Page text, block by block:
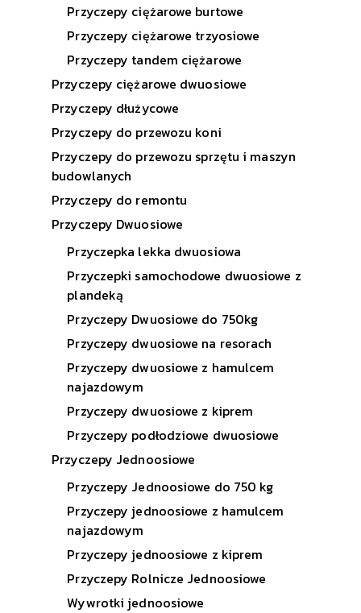
Przyczepy ciężarowe burtowe
Przyczepy ciężarowe trzyosiowe
Przyczepy tandem ciężarowe
Przyczepy ciężarowe dwuosiowe
Przyczepy dłużycowe
Przyczepy do przewozu koni
Przyczepy do przewozu sprzętu i maszyn
budowlanych
Przyczepy do remontu
Przyczepy Dwuosiowe
Przyczepka lekka dwuosiowa
Przyczepki samochodowe dwuosiowe z
plandeką
Przyczepy Dwuosiowe do 750kg
Przyczepy dwuosiowe na resorach
Przyczepy dwuosiowe z hamulcem
najazdowym
Przyczepy dwuosiowe z kiprem
Przyczepy podłodziowe dwuosiowe
Przyczepy Jednoosiowe
Przyczepy Jednoosiowe do 750 kg
Przyczepy jednoosiowe z hamulcem
najazdowym
Przyczepy jednoosiowe z kiprem
Przyczepy Rolnicze Jednoosiowe
Wywrotki jednoosiowe